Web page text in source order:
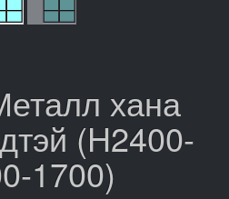
хана
(H2400-
1700)